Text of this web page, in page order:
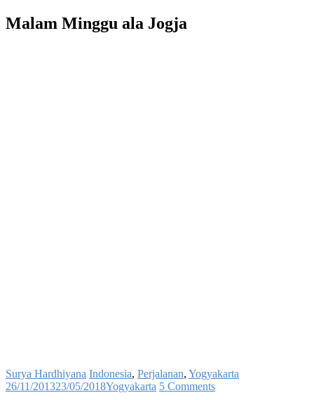
Malam Minggu ala Jogja
Surya Hardhiyana Indonesia, Perjalanan, Yogyakarta
26/11/201323/05/2018Yogyakarta 5 Comments